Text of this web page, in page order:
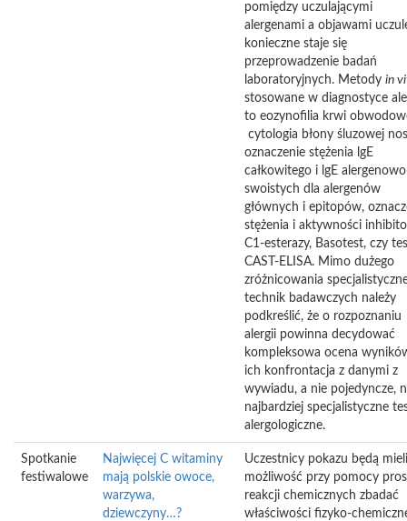
pomiędzy uczulającymi
alergenami a objawami
konieczne staje się
przeprowadzenie badań
laboratoryjnych. Metody in
stosowane w diagnostyce
to eozynofilia krwi
cytologia błony śluzowej
oznaczenie stężenia lgE
całkowitego i lgE
swoistych dla alergenów
głównych i epitopów,
stężenia i aktywności
C1-esterazy, Basotest, czy
CAST-ELISA. Mimo dużego
zróżnicowania
technik badawczych należy
podkreślić, że o rozpoznaniu
alergii powinna decydować
kompleksowa ocena
ich konfrontacja z danymi z
wywiadu, a nie pojedyncze,
najbardziej specjalistyczne
alergologiczne.
Spotkanie
festiwalowe
Najwięcej C witaminy
mają polskie owoce,
warzywa,
dziewczyny…?
Uczestnicy pokazu będą mieli
możliwość przy pomocy
reakcji chemicznych zbadać
właściwości fizyko-